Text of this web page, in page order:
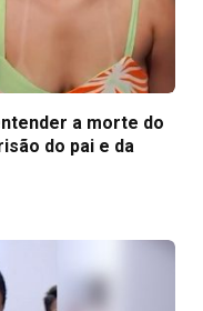
a morte do
do pai e da